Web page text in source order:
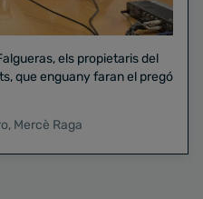
els propietaris del
, Mercè Raga